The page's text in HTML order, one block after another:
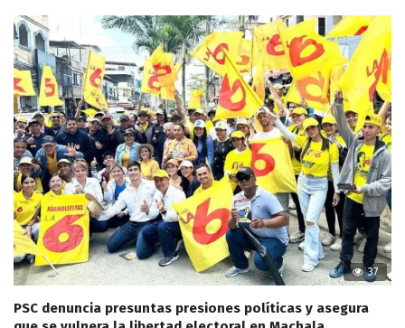
37
PSC denuncia presuntas presiones políticas y asegura